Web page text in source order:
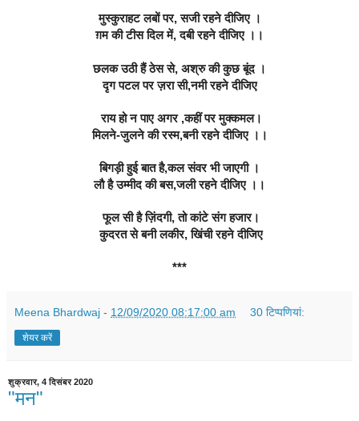
मुस्कुराहट लबों पर, सजी रहने दीजिए ।
ग़म की टीस दिल में, दबी रहने दीजिए ।।
छलक उठी हैं ठेस से, अश्रु की कुछ बूंद ।
दृग पटल पर ज़रा सी,नमी रहने दीजिए
राय हो न पाए अगर ,कहीं पर मुक्कमल।
मिलने-जुलने की रस्म,बनी रहने दीजिए ।।
बिगड़ी हुई बात है,कल संवर भी जाएगी ।
लौ है उम्मीद की बस,जली रहने दीजिए ।।
फूल सी है ज़िंदगी, तो कांटे संग हजार।
कुदरत से बनी लकीर, खिंची रहने दीजिए
***
Meena Bhardwaj - 12/09/2020 08:17:00 am 30 टिप्‍पणियां:
शेयर करें
शुक्रवार, 4 दिसंबर 2020
"मन"